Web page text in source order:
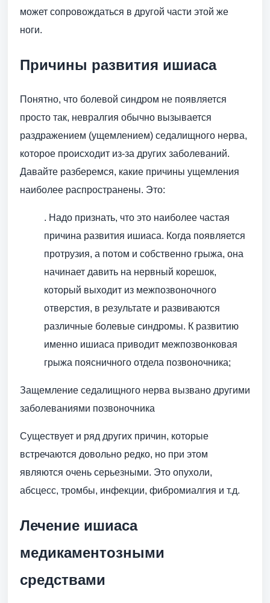
может сопровождаться в другой части этой же
ноги.
Причины развития ишиаса
Понятно, что болевой синдром не появляется
просто так, невралгия обычно вызывается
раздражением (ущемлением) седалищного нерва,
которое происходит из-за других заболеваний.
Давайте разберемся, какие причины ущемления
наиболее распространены. Это:
. Надо признать, что это наиболее частая
причина развития ишиаса. Когда появляется
протрузия, а потом и собственно грыжа, она
начинает давить на нервный корешок,
который выходит из межпозвоночного
отверстия, в результате и развиваются
различные болевые синдромы. К развитию
именно ишиаса приводит межпозвонковая
грыжа поясничного отдела позвоночника;
Защемление седалищного нерва вызвано другими
заболеваниями позвоночника
Существует и ряд других причин, которые
встречаются довольно редко, но при этом
являются очень серьезными. Это опухоли,
абсцесс, тромбы, инфекции, фибромиалгия и т.д.
Лечение ишиаса
медикаментозными
средствами